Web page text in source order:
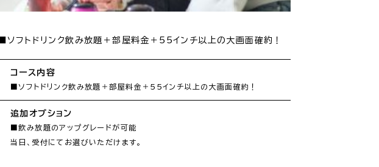
コース内容
■ソフトドリンク飲み放題＋部屋料金＋55インチ以上の大画面確約！
追加オプション
■飲み放題のアップグレードが可能
当日、受付にてお選びいただけます。